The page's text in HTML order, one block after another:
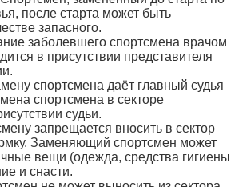
после старта может быть
запасного.
заболевшего спортсмена врачом
в присутствии представителя
спортсмена даёт главный судья
спортсмена в секторе
судьи.
запрещается вносить в сектор
Заменяющий спортсмен может
вещи (одежда, средства гигиены
и снасти.